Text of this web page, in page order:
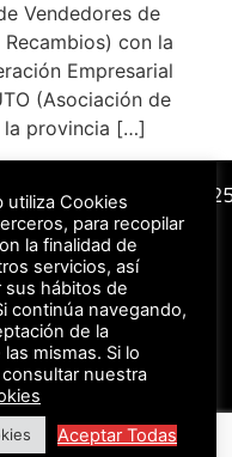
Vendedores de
con la
Empresarial
(Asociación de
la provincia […]
tu
Aviso Legal –
de Privacidad
© Feria Valencia, todos
los derechos reservados
utiliza Cookies
para recopilar
la finalidad de
servicios, así
sus hábitos de
continúa navegando,
de la
mismas. Si lo
nuestra
Aceptar Todas